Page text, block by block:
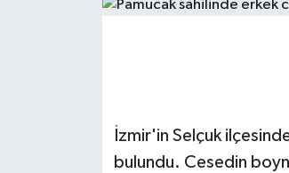
İzmir'in Selçuk
bulundu. Cesedin